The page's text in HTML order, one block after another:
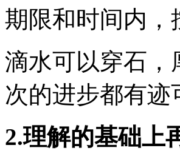
期限和时间内，
滴水可以穿石，
次的进步都有
2.理解的基础上